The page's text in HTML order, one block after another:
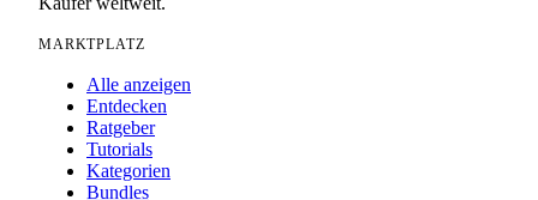
MARKTPLATZ
Alle anzeigen
Entdecken
Ratgeber
Tutorials
Kategorien
Bundles